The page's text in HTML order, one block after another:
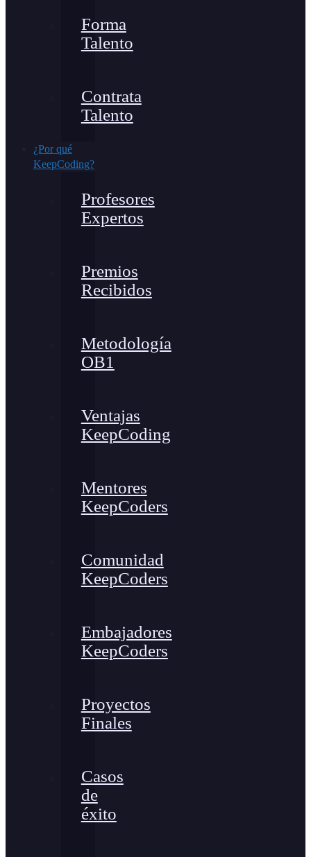
Forma
Talento
Contrata
Talento
¿Por qué
KeepCoding?
Profesores
Expertos
Premios
Recibidos
Metodología
OB1
Ventajas
KeepCoding
Mentores
KeepCoders
Comunidad
KeepCoders
Embajadores
KeepCoders
Proyectos
Finales
Casos
de
éxito